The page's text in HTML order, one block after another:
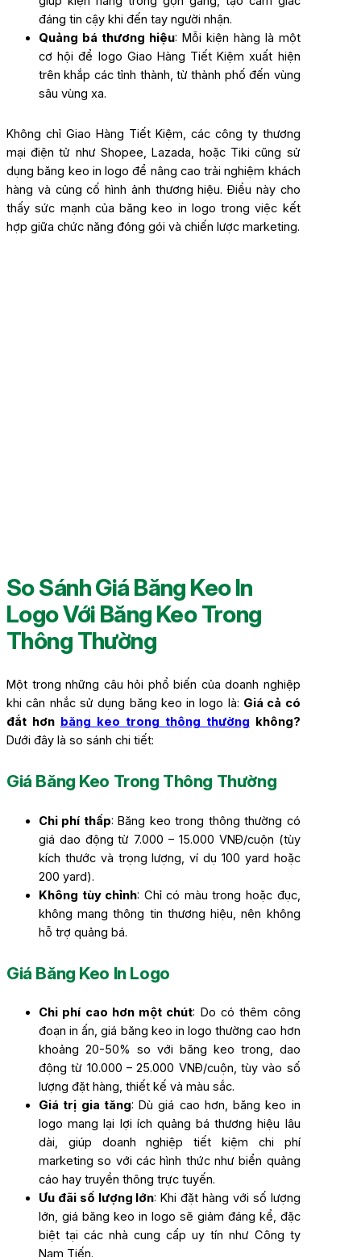
đáng tin cậy khi đến tay người nhận.
Quảng bá thương hiệu: Mỗi kiện hàng là một
cơ hội để logo Giao Hàng Tiết Kiệm xuất hiện
trên khắp các tỉnh thành, từ thành phố đến vùng
sâu vùng xa.
Không chỉ Giao Hàng Tiết Kiệm, các công ty thương
mại điện tử như Shopee, Lazada, hoặc Tiki cũng sử
dụng băng keo in logo để nâng cao trải nghiệm khách
hàng và củng cố hình ảnh thương hiệu. Điều này cho
thấy sức mạnh của băng keo in logo trong việc kết
hợp giữa chức năng đóng gói và chiến lược marketing.
So Sánh Giá Băng Keo In
Logo Với Băng Keo Trong
Thông Thường
Một trong những câu hỏi phổ biến của doanh nghiệp
khi cân nhắc sử dụng băng keo in logo là: Giá cả có
đắt hơn băng keo trong thông thường không?
Dưới đây là so sánh chi tiết:
Giá Băng Keo Trong Thông Thường
Chi phí thấp: Băng keo trong thông thường có
giá dao động từ 7.000 – 15.000 VNĐ/cuộn (tùy
kích thước và trọng lượng, ví dụ 100 yard hoặc
200 yard).
Không tùy chỉnh: Chỉ có màu trong hoặc đục,
không mang thông tin thương hiệu, nên không
hỗ trợ quảng bá.
Giá Băng Keo In Logo
Chi phí cao hơn một chút: Do có thêm công
đoạn in ấn, giá băng keo in logo thường cao hơn
khoảng 20-50% so với băng keo trong, dao
động từ 10.000 – 25.000 VNĐ/cuộn, tùy vào số
lượng đặt hàng, thiết kế và màu sắc.
Giá trị gia tăng: Dù giá cao hơn, băng keo in
logo mang lại lợi ích quảng bá thương hiệu lâu
dài, giúp doanh nghiệp tiết kiệm chi phí
marketing so với các hình thức như biển quảng
cáo hay truyền thông trực tuyến.
Ưu đãi số lượng lớn: Khi đặt hàng với số lượng
lớn, giá băng keo in logo sẽ giảm đáng kể, đặc
biệt tại các nhà cung cấp uy tín như Công ty